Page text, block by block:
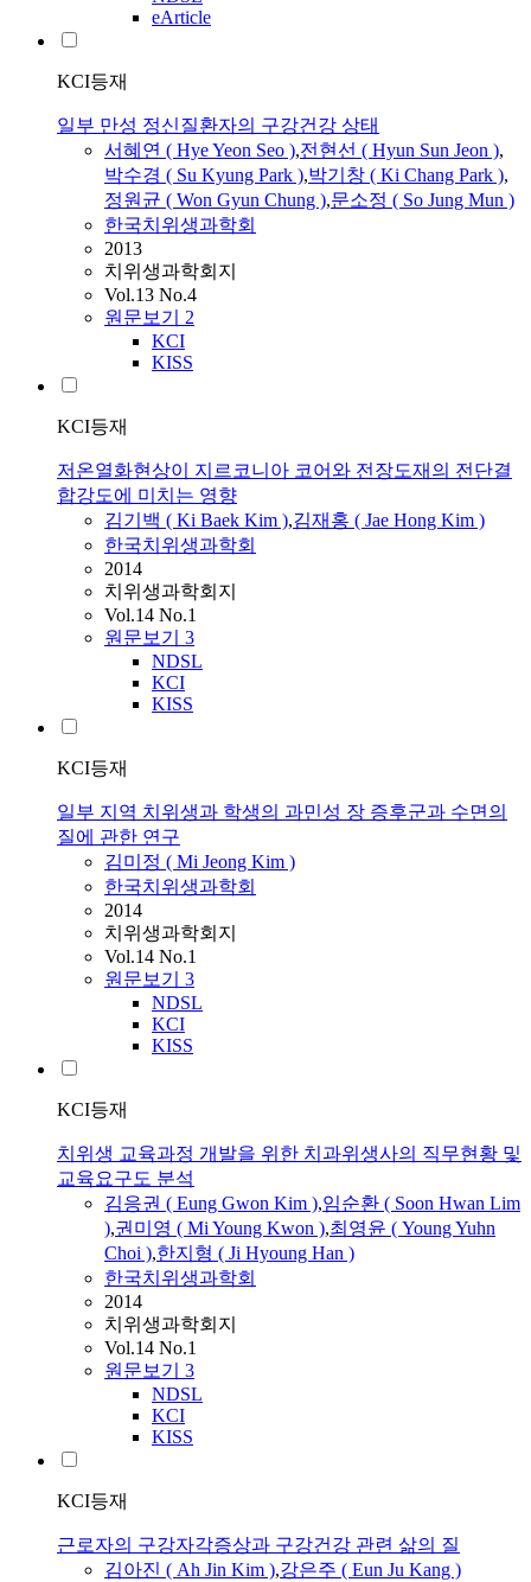
eArticle
KCI등재
일부 만성 정신질환자의 구강건강 상태
서혜연 ( Hye Yeon Seo ),전현선 ( Hyun Sun Jeon ),
박수경 ( Su Kyung Park ),박기창 ( Ki Chang Park ),
정원균 ( Won Gyun Chung ),문소정 ( So Jung Mun )
한국치위생과학회
2013
치위생과학회지
Vol.13 No.4
원문보기 2
KCI
KISS
KCI등재
저온열화현상이 지르코니아 코어와 전장도재의 전단결
합강도에 미치는 영향
김기백 ( Ki Baek Kim ),김재홍 ( Jae Hong Kim )
한국치위생과학회
2014
치위생과학회지
Vol.14 No.1
원문보기 3
NDSL
KCI
KISS
KCI등재
일부 지역 치위생과 학생의 과민성 장 증후군과 수면의
질에 관한 연구
김미정 ( Mi Jeong Kim )
한국치위생과학회
2014
치위생과학회지
Vol.14 No.1
원문보기 3
NDSL
KCI
KISS
KCI등재
치위생 교육과정 개발을 위한 치과위생사의 직무현황 및
교육요구도 분석
김응권 ( Eung Gwon Kim ),임순환 ( Soon Hwan Lim
),권미영 ( Mi Young Kwon ),최영윤 ( Young Yuhn
Choi ),한지형 ( Ji Hyoung Han )
한국치위생과학회
2014
치위생과학회지
Vol.14 No.1
원문보기 3
NDSL
KCI
KISS
KCI등재
근로자의 구강자각증상과 구강건강 관련 삶의 질
김아진 ( Ah Jin Kim ),강은주 ( Eun Ju Kang )